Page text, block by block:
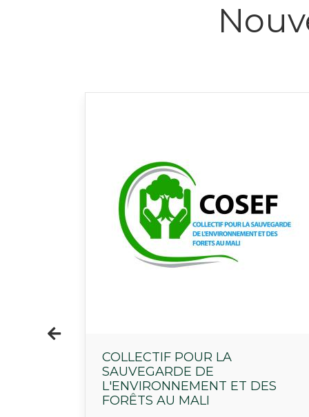
COLLECTIF POUR LA
SAUVEGARDE DE
L'ENVIRONNEMENT ET DES
FORÊTS AU MALI